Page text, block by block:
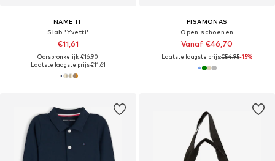
NAME IT
Slab 'Yvetti'
€11,61
Oorspronkelijk: €16,90
Laatste laagste prijs:€11,61
PISAMONAS
Open schoenen
Vanaf €46,70
Laatste laagste prijs:€54,95-15%